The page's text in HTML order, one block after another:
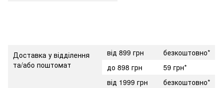
Доставка у відділення
та/або поштомат
від 899 грн
безкоштовно*
до 898 грн
59 грн*
від 1999 грн
безкоштовно*